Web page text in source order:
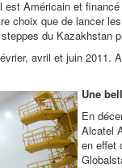
Américain et financé
choix que de lancer
du Kazakhstan
avril et juin 2011.
Une
En
Alcatel
en effet